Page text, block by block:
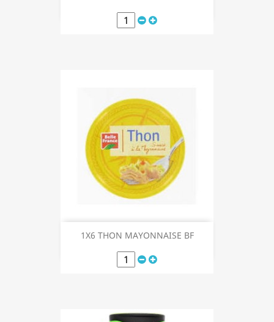
1X6 THON MAYONNAISE BF